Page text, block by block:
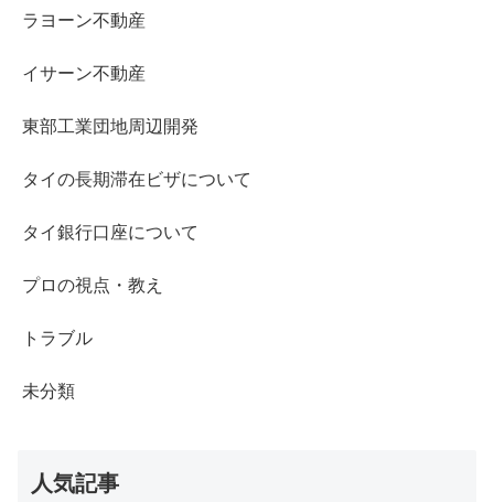
ラヨーン不動産
イサーン不動産
東部工業団地周辺開発
タイの長期滞在ビザについて
タイ銀行口座について
プロの視点・教え
トラブル
未分類
人気記事